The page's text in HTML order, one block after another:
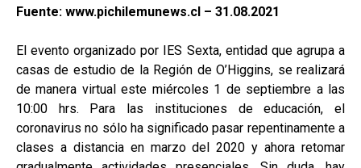
Fuente: www.pichilemunews.cl – 31.08.2021
El evento organizado por IES Sexta, entidad que agrupa a
casas de estudio de la Región de O’Higgins, se realizará
de manera virtual este miércoles 1 de septiembre a las
10:00 hrs. Para las instituciones de educación, el
coronavirus no sólo ha significado pasar repentinamente a
clases a distancia en marzo del 2020 y ahora retomar